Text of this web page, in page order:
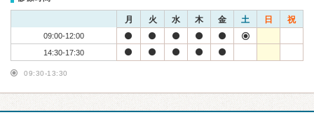
月 火 水 木 金 土 日 祝
09:00-12:00
14:30-17:30
09:30-13:30